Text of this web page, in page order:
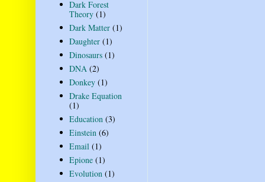
Dark Forest
Theory (1)
Dark Matter (1)
Daughter (1)
Dinosaurs (1)
DNA (2)
Donkey (1)
Drake Equation
(1)
Education (3)
Einstein (6)
Email (1)
Epione (1)
Evolution (1)